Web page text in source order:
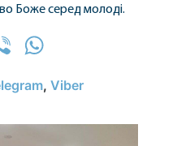
Боже серед молоді.
Viber
, Viber